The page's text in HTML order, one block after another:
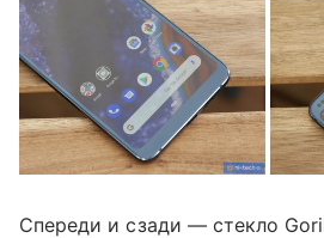
Спереди и сзади — стекло